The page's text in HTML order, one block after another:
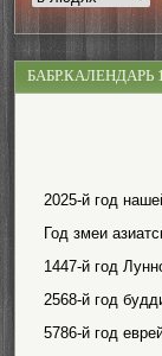
БАБР.КАЛЕНДАРЬ
2025-й год
Год змеи
1447-й год
2568-й год
5786-й год